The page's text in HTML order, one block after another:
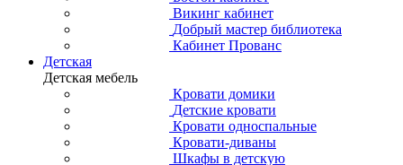
Викинг кабинет
Добрый мастер библиотека
Кабинет Прованс
Детская
Детская мебель
Кровати домики
Детские кровати
Кровати односпальные
Кровати-диваны
Шкафы в детскую